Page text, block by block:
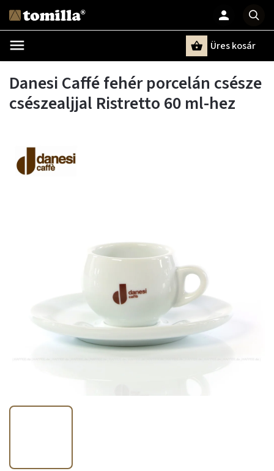
Üres kosár
Danesi Caffé fehér porcelán csésze
csészealjjal Ristretto 60 ml-hez